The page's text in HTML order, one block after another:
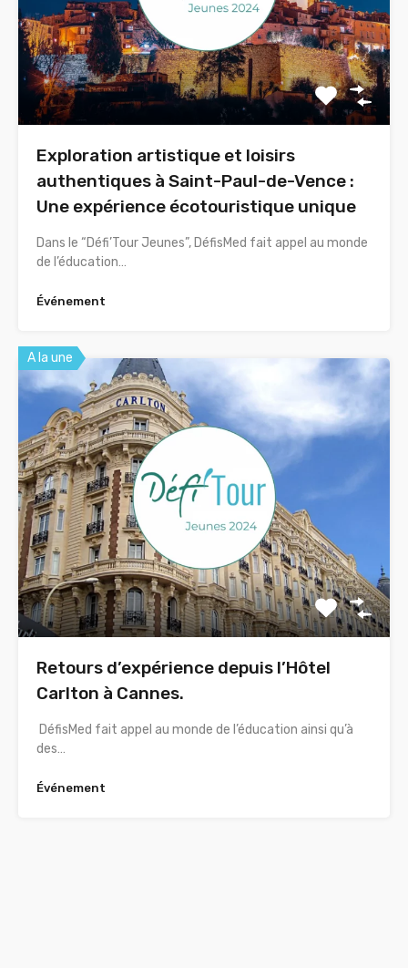
Exploration artistique et loisirs
authentiques à Saint-Paul-de-Vence :
Une expérience écotouristique unique
Dans le “Défi’Tour Jeunes”, DéfisMed fait appel au monde
de l’éducation…
Événement
A la une
Retours d’expérience depuis l’Hôtel
Carlton à Cannes.
DéfisMed fait appel au monde de l’éducation ainsi qu’à
des…
Événement